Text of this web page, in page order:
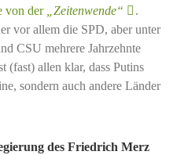
von der „Zeitenwende“
.
vor allem die SPD, aber unter
CSU mehrere Jahrzehnte
(fast) allen klar, dass Putins
sondern auch andere Länder
des Friedrich Merz